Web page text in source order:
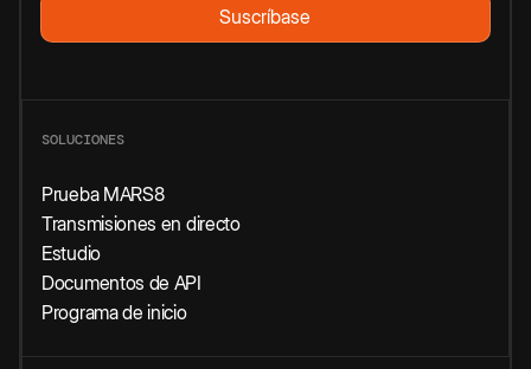
SOLUCIONES
Prueba MARS8
Transmisiones en directo
Estudio
Documentos de API
Programa de inicio